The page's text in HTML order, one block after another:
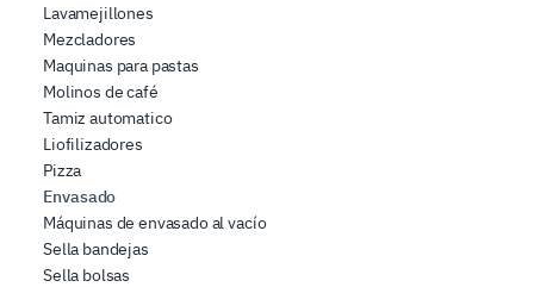
Lavamejillones
Mezcladores
Maquinas para pastas
Molinos de café
Tamiz automatico
Liofilizadores
Pizza
Envasado
Máquinas de envasado al vacío
Sella bandejas
Sella bolsas